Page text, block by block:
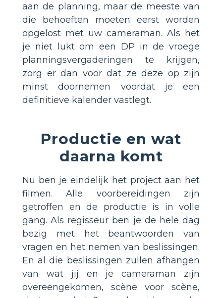
aan de planning, maar de meeste van
die behoeften moeten eerst worden
opgelost met uw cameraman. Als het
je niet lukt om een DP in de vroege
planningsvergaderingen te krijgen,
zorg er dan voor dat ze deze op zijn
minst doornemen voordat je een
definitieve kalender vastlegt.
Productie en wat
daarna komt
Nu ben je eindelijk het project aan het
filmen. Alle voorbereidingen zijn
getroffen en de productie is in volle
gang. Als regisseur ben je de hele dag
bezig met het beantwoorden van
vragen en het nemen van beslissingen.
En al die beslissingen zullen afhangen
van wat jij en je cameraman zijn
overeengekomen, scène voor scène,